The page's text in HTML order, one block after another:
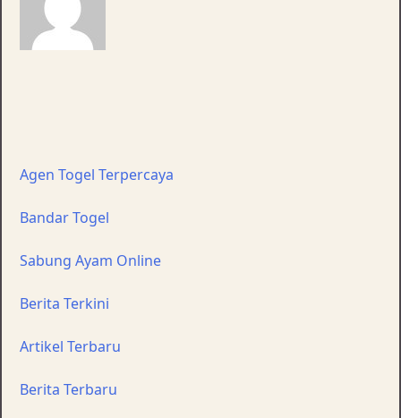
Agen Togel Terpercaya
Bandar Togel
Sabung Ayam Online
Berita Terkini
Artikel Terbaru
Berita Terbaru